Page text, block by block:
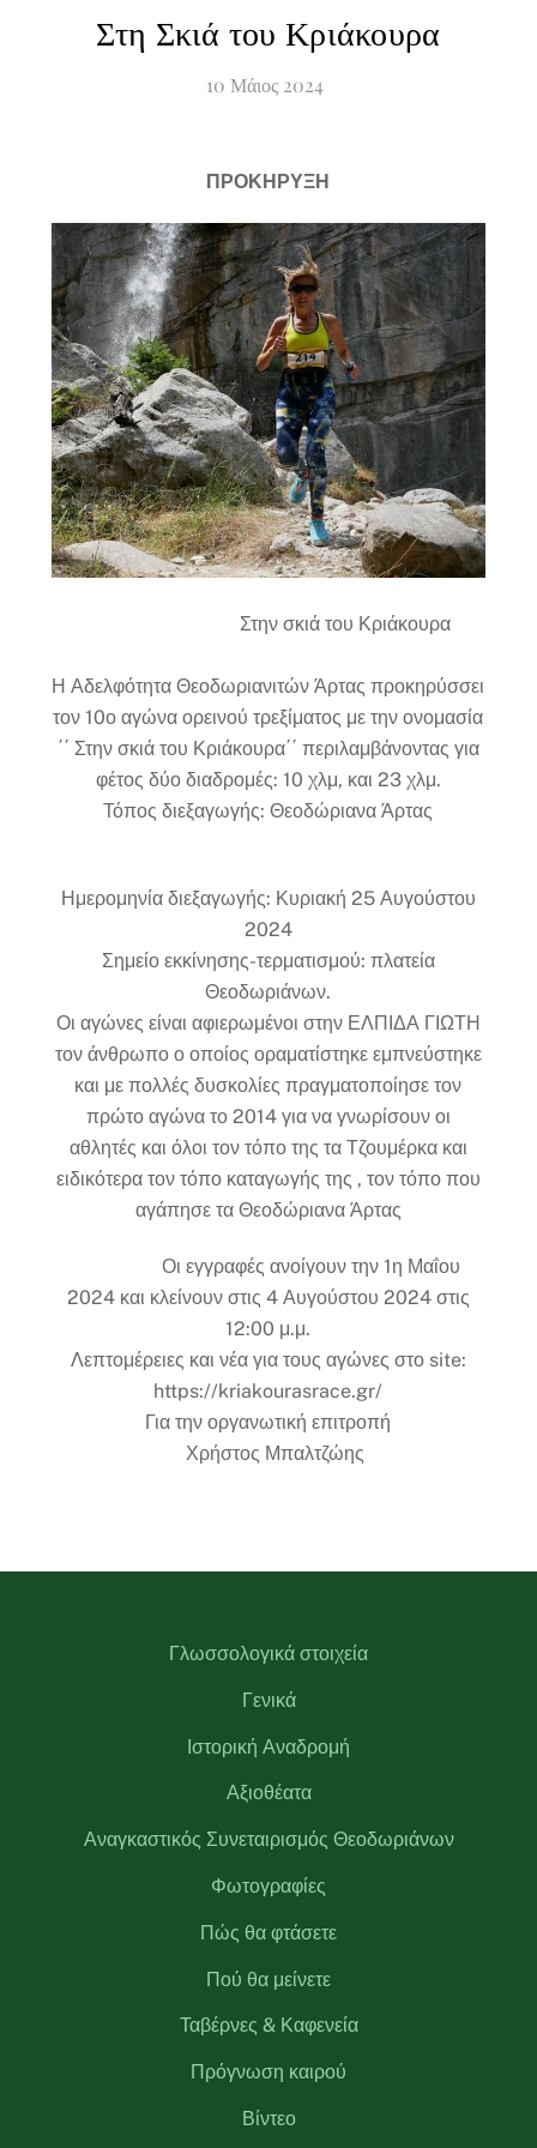
Στη Σκιά του Κριάκουρα
10 Μάιος 2024
ΠΡΟΚΗΡΥΞΗ
Στην σκιά του Κριάκουρα
Η Αδελφότητα Θεοδωριανιτών Άρτας προκηρύσσει
τον 10ο αγώνα ορεινού τρεξίματος με την ονομασία
΄΄ Στην σκιά του Κριάκουρα΄΄ περιλαμβάνοντας για
φέτος δύο διαδρομές: 10 χλμ, και 23 χλμ.
Τόπος διεξαγωγής: Θεοδώριανα Άρτας
Ημερομηνία διεξαγωγής: Κυριακή 25 Αυγούστου
2024
Σημείο εκκίνησης-τερματισμού: πλατεία
Θεοδωριάνων.
Οι αγώνες είναι αφιερωμένοι στην ΕΛΠΙΔΑ ΓΙΩΤΗ
τον άνθρωπο ο οποίος οραματίστηκε εμπνεύστηκε
και με πολλές δυσκολίες πραγματοποίησε τον
πρώτο αγώνα το 2014 για να γνωρίσουν οι
αθλητές και όλοι τον τόπο της τα Τζουμέρκα και
ειδικότερα τον τόπο καταγωγής της , τον τόπο που
αγάπησε τα Θεοδώριανα Άρτας
Οι εγγραφές ανοίγουν την 1η Μαΐου
2024 και κλείνουν στις 4 Αυγούστου 2024 στις
12:00 μ.μ.
Λεπτομέρειες και νέα για τους αγώνες στο site:
https://kriakourasrace.gr/
Για την οργανωτική επιτροπή
Χρήστος Μπαλτζώης
Γλωσσολογικά στοιχεία
Γενικά
Ιστορική Αναδρομή
Αξιοθέατα
Αναγκαστικός Συνεταιρισμός Θεοδωριάνων
Φωτογραφίες
Πώς θα φτάσετε
Πού θα μείνετε
Ταβέρνες & Καφενεία
Πρόγνωση καιρού
Βίντεο